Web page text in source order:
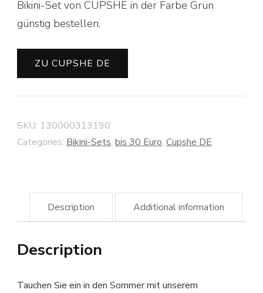
Bikini-Set von CUPSHE in der Farbe Grün
günstig bestellen.
ZU CUPSHE DE
SKU: 130000313190
Categories: Bikini-Sets, bis 30 Euro, Cupshe DE
Description Additional information
Description
Tauchen Sie ein in den Sommer mit unserem